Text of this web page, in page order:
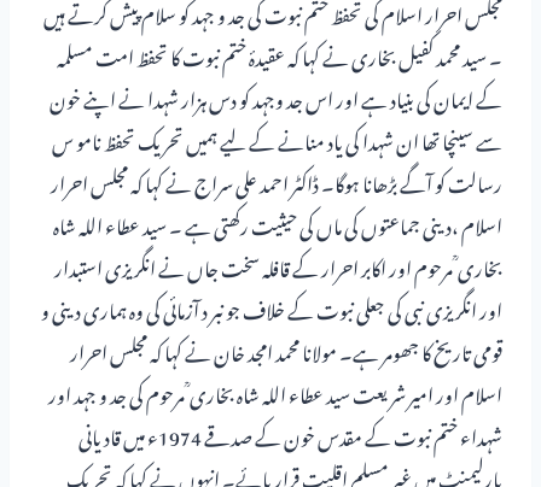
مجلس احرار اسلام کی تحفظ ختم نبوت کی جد و جہد کو سلام پیش کرتے ہیں
۔ سید محمد کفیل بخاری نے کہا کہ عقیدۂ ختم نبوت کا تحفظ امت مسلمہ
کے ایمان کی بنیاد ہے اور اس جد وجہد کو دس ہزار شہدا نے اپنے خون
سے سینچا تھا ان شہدا کی یاد منانے کے لیے ہمیں تحریک تحفظ نامو س
رسالت کو آگے بڑھانا ہوگا۔ ڈاکٹر احمد علی سراج نے کہا کہ مجلس احرار
اسلام ،دینی جماعتوں کی ماں کی حیثیت رکھتی ہے ۔ سید عطاء اللہ شاہ
بخاری ؒ مرحوم اور اکابر احرار کے قافلہ سخت جاں نے انگریزی استبدار
اور انگریزی نبی کی جعلی نبوت کے خلاف جو نبر د آزمائی کی وہ ہماری دینی و
قومی تاریخ کا جھومر ہے۔ مولانا محمد امجد خان نے کہا کہ مجلس احرار
اسلام اور امیر شریعت سید عطاء اللہ شاہ بخاری ؒ مرحوم کی جد و جہد اور
شہداء ختم نبوت کے مقدس خون کے صدقے 1974ء میں قادیانی
پارلیمنٹ میں غیر مسلم اقلیت قرار پائے۔ انہوں نے کہا کہ تحریک